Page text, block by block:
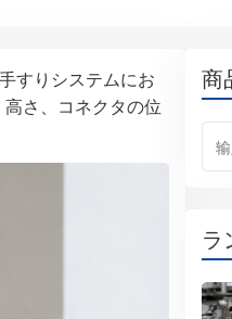
商
ラ
すりシステムにお
さ、コネクタの位